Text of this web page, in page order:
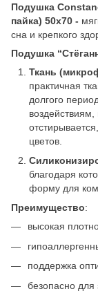
Подушка
пайка) 50х70 -
сна и крепкого
Подушка
Ткань
практичная
долгого
цветов.
благодаря
форму для
Преимущество:
высокая
поддержка
безопасно для